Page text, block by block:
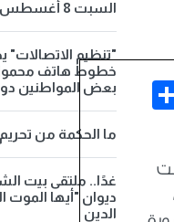
السبت 8 أغسطس 2026
"تنظيم
خطوط هاتف
بعض المواطنين
ما الحكمة من تحريم
غدًا.. ملتقى بيت
ديوان "أيها الموت
الدين